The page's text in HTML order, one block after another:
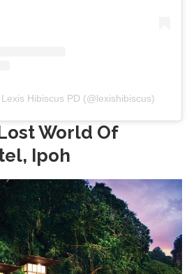
Hibiscus PD (@lexishibiscus)
World Of
Ipoh